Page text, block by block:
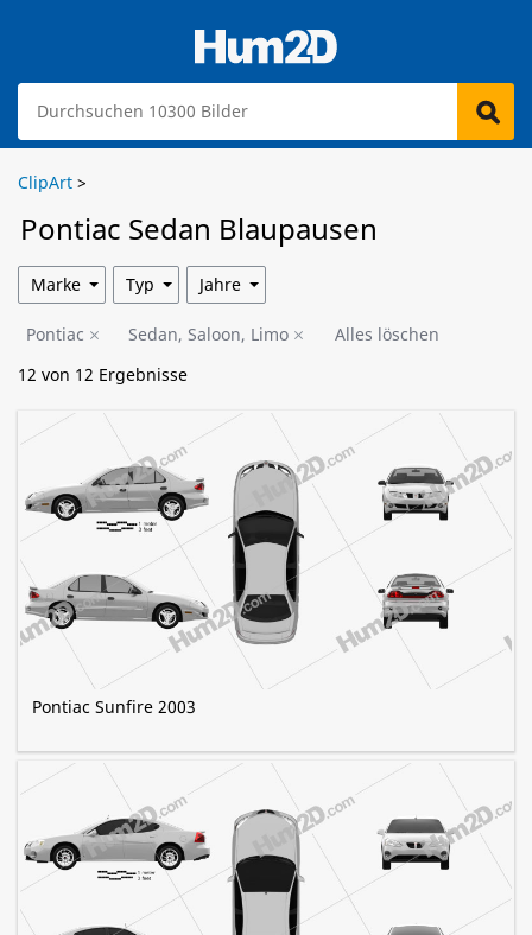
ClipArt >
Pontiac Sedan Blaupausen
Pontiac Sedan, Saloon, Limo
Alles löschen
12 von 12 Ergebnisse
Pontiac Sunfire 2003
Marke Typ Jahre